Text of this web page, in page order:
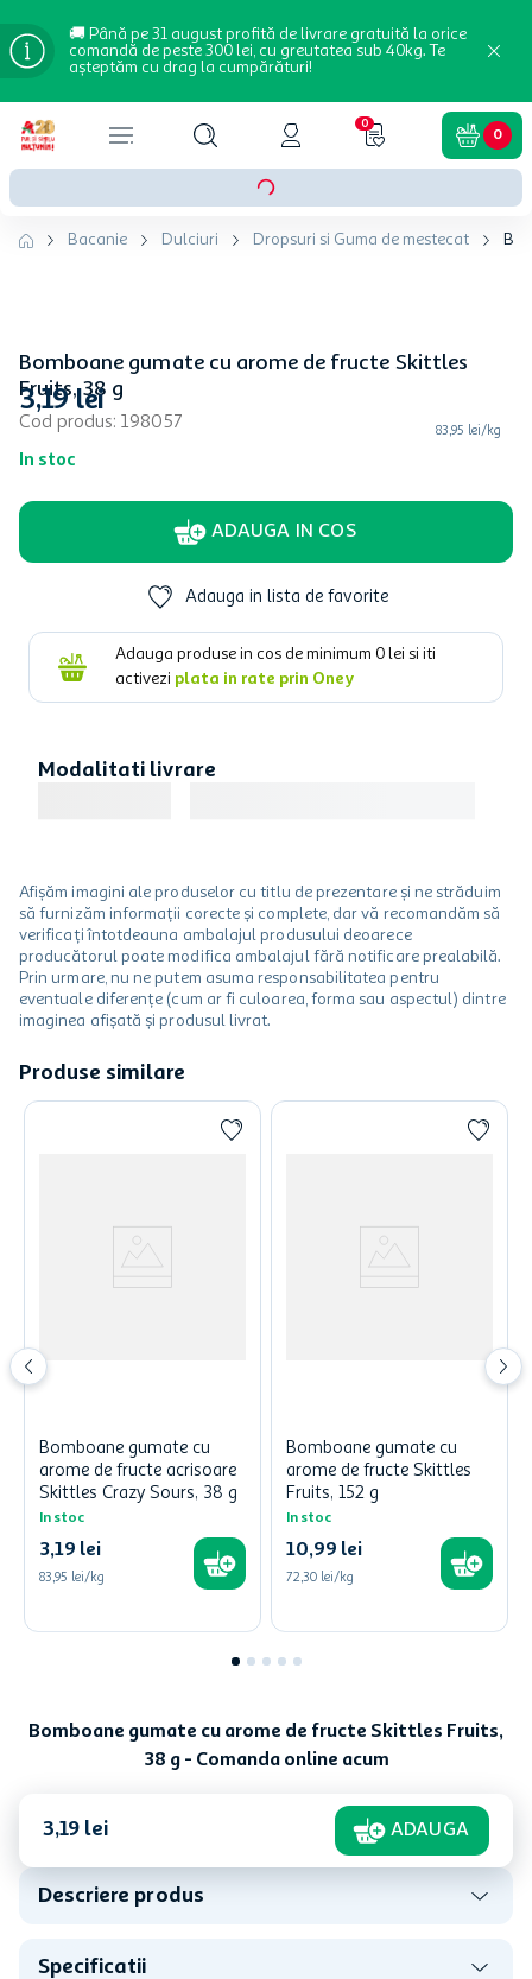
🚚 Până pe 31 august profită de livrare gratuită la orice
comandă de peste 300 lei, cu greutatea sub 40kg. Te
așteptăm cu drag la cumpărături!
0
0
Bacanie Dulciuri Dropsuri si Guma de mestecat
Bomboane gumate cu arome de fructe Skittles
Fruits, 38 g
Cod produs: 198057
In stoc
3,19lei
83,95 lei/kg
ADAUGA IN COS
Adauga in lista de favorite
Adauga produse in cos de minimum 0 lei si iti
activezi plata in rate prin Oney
Modalitati livrare
Afișăm imagini ale produselor cu titlu de prezentare și ne străduim
să furnizăm informații corecte și complete, dar vă recomandăm să
verificați întotdeauna ambalajul produsului deoarece
producătorul poate modifica ambalajul fără notificare prealabilă.
Prin urmare, nu ne putem asuma responsabilitatea pentru
eventuale diferențe (cum ar fi culoarea, forma sau aspectul) dintre
imaginea afișată și produsul livrat.
Produse similare
Bomboane gumate cu
arome de fructe acrisoare
Skittles Crazy Sours, 38 g
In stoc
3,19 lei
83,95 lei/kg
Bomboane gumate cu
arome de fructe Skittles
Fruits, 152 g
In stoc
10,99 lei
72,30 lei/kg
Bomboane gumate cu arome de fructe Skittles Fruits,
38 g - Comanda online acum
3,19 lei ADAUGA
Descriere produs
Specificatii